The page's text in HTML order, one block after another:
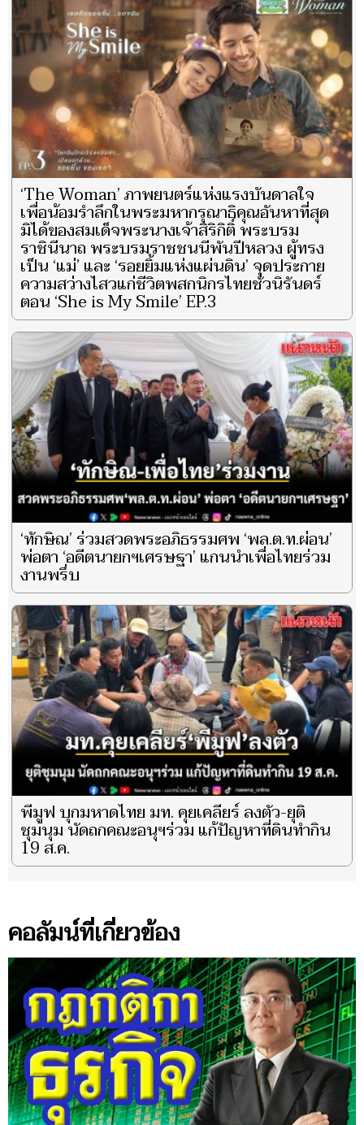
‘The Woman’ ภาพยนตร์แห่งแรงบันดาลใจ
เพื่อน้อมรำลึกในพระมหากรุณาธิคุณอันหาที่สุด
มิได้ของสมเด็จพระนางเจ้าสิริกิติ์ พระบรม
ราชินีนาถ พระบรมราชชนนีพันปีหลวง ผู้ทรง
เป็น ‘แม่’ และ ‘รอยยิ้มแห่งแผ่นดิน’ จุดประกาย
ความสว่างไสวแก่ชีวิตพสกนิกรไทยชั่วนิรันดร์
ตอน ‘She is My Smile’ EP.3
‘ทักษิณ’ ร่วมสวดพระอภิธรรมศพ ‘พล.ต.ท.ผ่อน’
พ่อตา ‘อดีตนายกฯเศรษฐา’ แกนนำเพื่อไทยร่วม
งานพรึ่บ
พีมูฟ บุกมหาดไทย มท. คุยเคลียร์ ลงตัว-ยุติ
ชุมนุม นัดถกคณะอนุฯร่วม แก้ปัญหาที่ดินทำกิน
19 ส.ค.
คอลัมน์ที่เกี่ยวข้อง